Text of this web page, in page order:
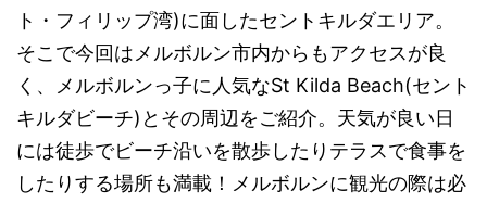
ト・フィリップ湾)に面したセントキルダエリア。
そこで今回はメルボルン市内からもアクセスが良
く、メルボルンっ子に人気なSt Kilda Beach(セント
キルダビーチ)とその周辺をご紹介。天気が良い日
には徒歩でビーチ沿いを散歩したりテラスで食事を
したりする場所も満載！メルボルンに観光の際は必